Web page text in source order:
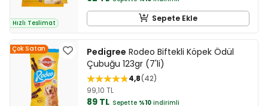
Hızlı Teslimat Sepete Ekle
Çok Satan Pedigree Rodeo Biftekli Köpek Ödül
Çubuğu 123gr (7'li)
4,8 42
99,10 TL
89 TL Sepette %10 indirimli